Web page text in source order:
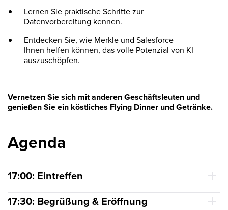
Lernen Sie praktische Schritte zur
Datenvorbereitung kennen.
Entdecken Sie, wie Merkle und Salesforce
Ihnen helfen können, das volle Potenzial von KI
auszuschöpfen.
Vernetzen Sie sich mit anderen Geschäftsleuten und
genießen Sie ein köstliches Flying Dinner und Getränke.
Agenda
17:00: Eintreffen
17:30: Begrüßung & Eröffnung